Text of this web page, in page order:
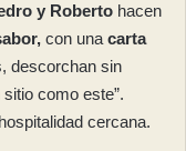
y Roberto hacen
con una carta
descorchan sin
como este”.
cercana.